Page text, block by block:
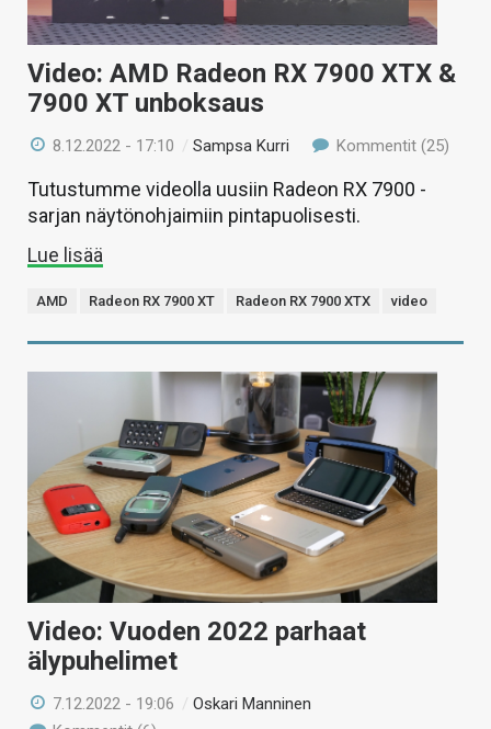
Video: AMD Radeon RX 7900 XTX &
7900 XT unboksaus
8.12.2022 - 17:10 /Sampsa Kurri Kommentit (25)
Tutustumme videolla uusiin Radeon RX 7900 -
sarjan näytönohjaimiin pintapuolisesti.
Lue lisää
AMD Radeon RX 7900 XT Radeon RX 7900 XTX video
Video: Vuoden 2022 parhaat
älypuhelimet
7.12.2022 - 19:06 /Oskari Manninen